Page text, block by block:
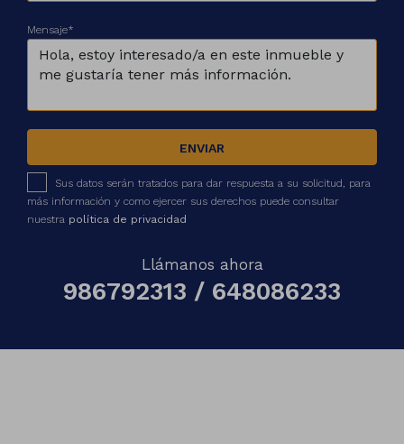
Mensaje*
ENVIAR
Sus datos serán tratados para dar respuesta a su solicitud, para
más información y como ejercer sus derechos puede consultar
nuestra política de privacidad
Llámanos ahora
986792313 / 648086233